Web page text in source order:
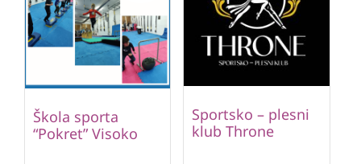
Škola sporta
“Pokret” Visoko
Sportsko – plesni
klub Throne